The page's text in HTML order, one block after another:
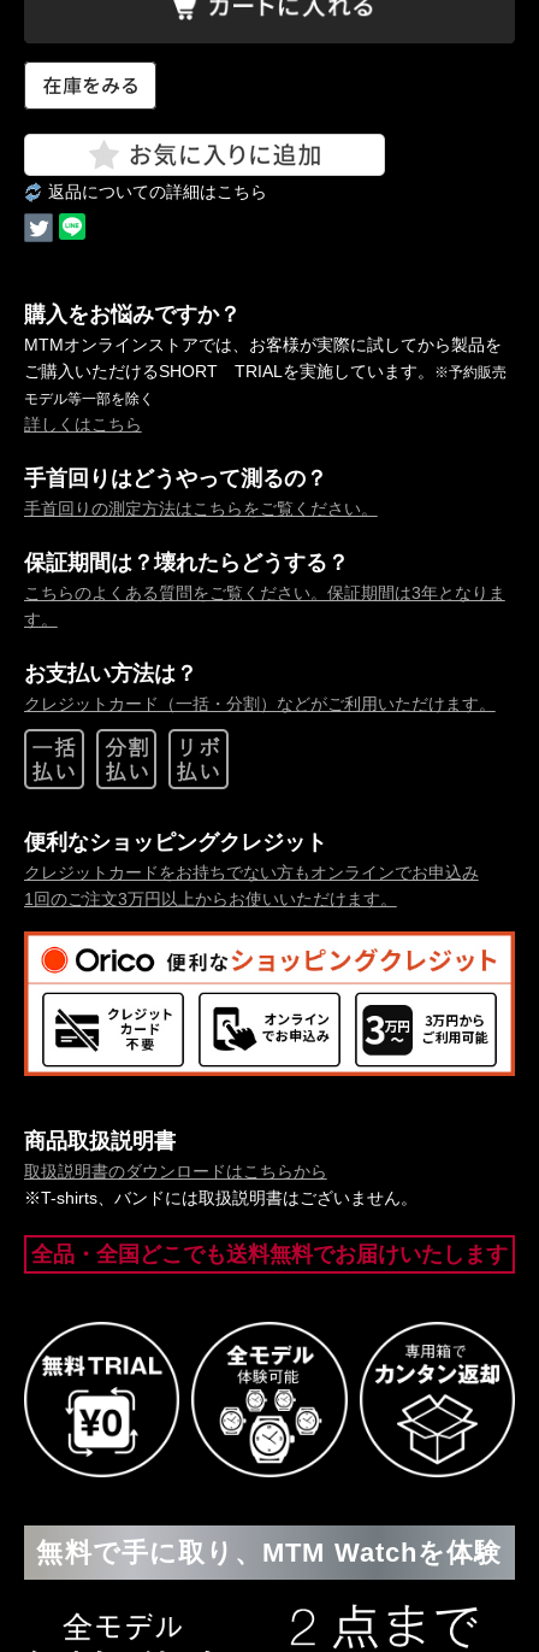
返品についての詳細はこちら
購入をお悩みですか？
MTMオンラインストアでは、お客様が実際に試してから製品を
ご購入いただけるSHORT TRIALを実施しています。
※予約販売
モデル等一部を除く
詳しくはこちら
手首回りはどうやって測るの？
手首回りの測定方法はこちらをご覧ください。
保証期間は？壊れたらどうする？
こちらのよくある質問をご覧ください。保証期間は3年となりま
す。
お支払い方法は？
クレジットカード（一括・分割）などがご利用いただけます。
便利なショッピングクレジット
クレジットカードをお持ちでない方もオンラインでお申込み
1回のご注文3万円以上からお使いいただけます。
商品取扱説明書
取扱説明書のダウンロードはこちらから
※T-shirts、バンドには取扱説明書はございません。
全品・全国どこでも送料無料でお届けいたします
無料で手に取り、MTM Watchを体験